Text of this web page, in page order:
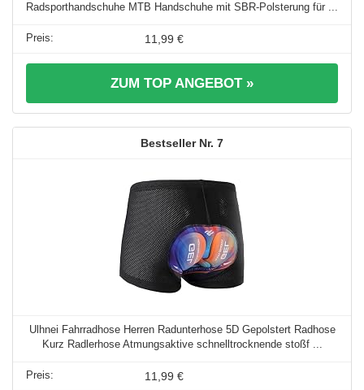
Radsporthandschuhe MTB Handschuhe mit SBR-Polsterung für ...
11,99 €
ZUM TOP ANGEBOT »
7
Ulhnei Fahrradhose Herren Radunterhose 5D Gepolstert Radhose
Kurz Radlerhose Atmungsaktive schnelltrocknende stoßf ...
11,99 €